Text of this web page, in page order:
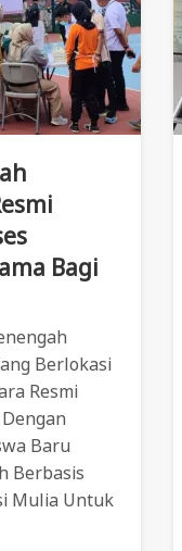
Bagi
Berlokasi
Resmi
Baru
Berbasis
Mulia Untuk